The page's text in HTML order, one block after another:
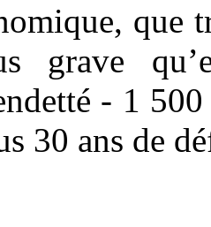
que
grave
- 1
30 ans de